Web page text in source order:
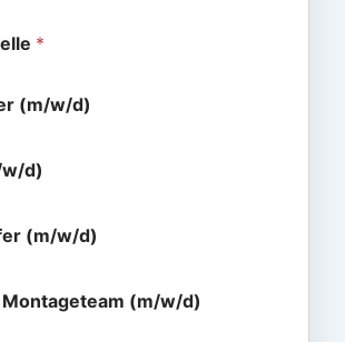
*
(m/w/d)
d)
(m/w/d)
Montageteam (m/w/d)